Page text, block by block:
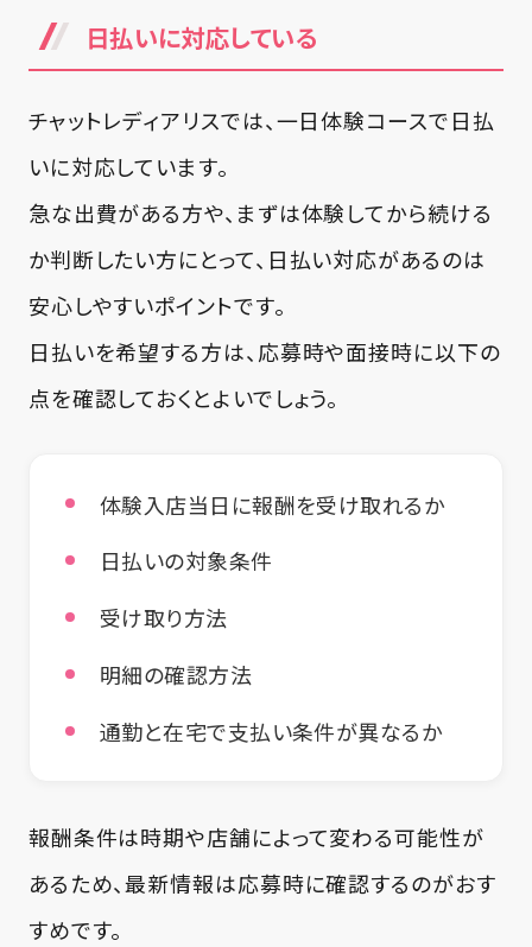
日払いに対応している
チャットレディアリスでは、一日体験コースで日払
いに対応しています。
急な出費がある方や、まずは体験してから続ける
か判断したい方にとって、日払い対応があるのは
安心しやすいポイントです。
日払いを希望する方は、応募時や面接時に以下の
点を確認しておくとよいでしょう。
体験入店当日に報酬を受け取れるか
日払いの対象条件
受け取り方法
明細の確認方法
通勤と在宅で支払い条件が異なるか
報酬条件は時期や店舗によって変わる可能性が
あるため、最新情報は応募時に確認するのがおす
すめです。